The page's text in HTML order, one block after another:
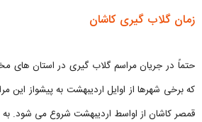
زمان گلاب گیری کاشان
حتماً در جریان مراسم گلاب گیری در استان های
که برخی شهرها از اوایل اردیبهشت به پیشواز این
قمصر کاشان از اواسط اردیبهشت شروع می شود. به